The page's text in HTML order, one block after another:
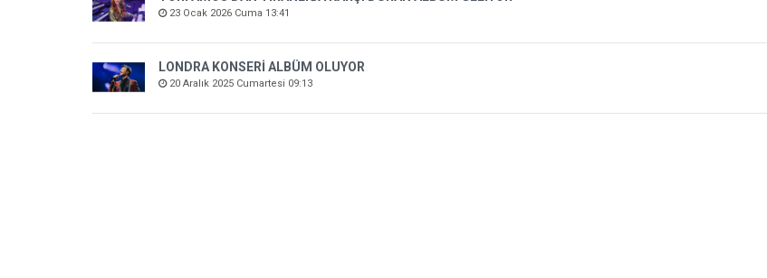
23 Ocak 2026 Cuma 13:41
LONDRA KONSERİ ALBÜM OLUYOR
20 Aralık 2025 Cumartesi 09:13